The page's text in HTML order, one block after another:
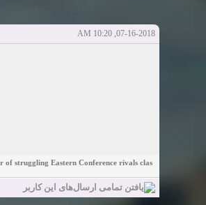
شروع کننده: elmi.alireza70 آخرین ارسال
your town for night - Real-life Females
07-16-2018, 10:20 AM
of struggling Eastern Conference rivals clas